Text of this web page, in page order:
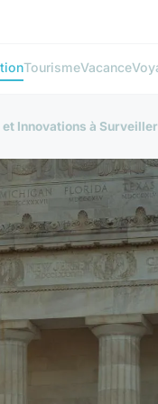
TourismeVacance
Innovations à Surveiller